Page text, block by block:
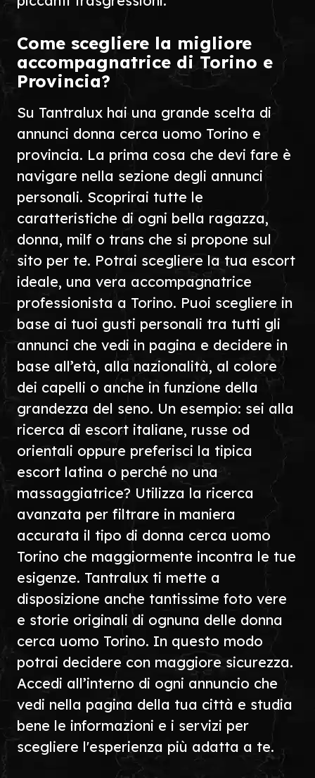
Come scegliere la migliore
accompagnatrice di Torino e
Provincia?
Su Tantralux hai una grande scelta di
annunci donna cerca uomo Torino e
provincia. La prima cosa che devi fare è
navigare nella sezione degli annunci
personali. Scoprirai tutte le
caratteristiche di ogni bella ragazza,
donna, milf o trans che si propone sul
sito per te. Potrai scegliere la tua escort
ideale, una vera accompagnatrice
professionista a Torino. Puoi scegliere in
base ai tuoi gusti personali tra tutti gli
annunci che vedi in pagina e decidere in
base all’età, alla nazionalità, al colore
dei capelli o anche in funzione della
grandezza del seno. Un esempio: sei alla
ricerca di escort italiane, russe od
orientali oppure preferisci la tipica
escort latina o perché no una
massaggiatrice? Utilizza la ricerca
avanzata per filtrare in maniera
accurata il tipo di donna cerca uomo
Torino che maggiormente incontra le tue
esigenze. Tantralux ti mette a
disposizione anche tantissime foto vere
e storie originali di ognuna delle donna
cerca uomo Torino. In questo modo
potrai decidere con maggiore sicurezza.
Accedi all’interno di ogni annuncio che
vedi nella pagina della tua città e studia
bene le informazioni e i servizi per
scegliere l'esperienza più adatta a te.